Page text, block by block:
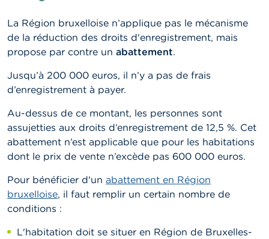
La Région bruxelloise n’applique pas le mécanisme
de la réduction des droits d'enregistrement, mais
propose par contre un abattement.
Jusqu’à 200 000 euros, il n’y a pas de frais
d’enregistrement à payer.
Au-dessus de ce montant, les personnes sont
assujetties aux droits d’enregistrement de 12,5 %. Cet
abattement n’est applicable que pour les habitations
dont le prix de vente n’excède pas 600 000 euros.
Pour bénéficier d'un abattement en Région
bruxelloise, il faut remplir un certain nombre de
conditions :
L'habitation doit se situer en Région de Bruxelles-